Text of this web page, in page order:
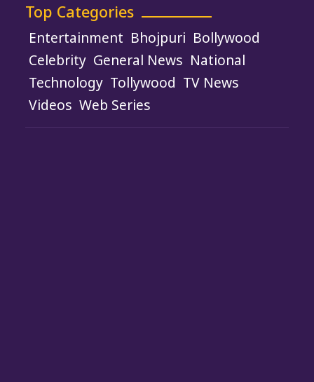
Top Categories
Entertainment Bhojpuri Bollywood
Celebrity General News National
Technology Tollywood TV News
Videos Web Series